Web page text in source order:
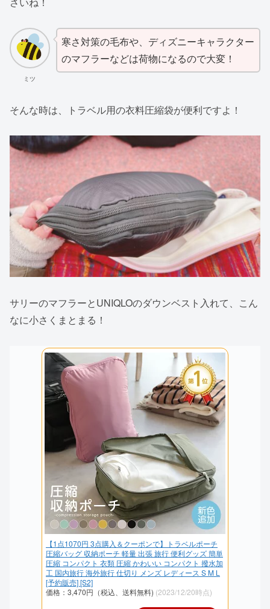
ミツ
寒さ対策の毛布や、ディズニーキャラクター
のマフラーなどは荷物になるので大変！
そんな時は、トラベル用の衣料圧縮袋が便利ですよ！
サリーのマフラーとUNIQLOのダウンベスト入れて、こん
なに小さくまとまる！
【1点1070円 3点購入＆クーポンで】トラベルポーチ
圧縮バッグ 収納ポーチ 軽量 出張 旅行 便利グッズ 簡単
圧縮 コンパクト 衣類 圧縮 かわいい コンパクト 撥水加
工 国内旅行 海外旅行 仕切り メンズ レディース S M L
[予約販売] [S2]
価格：3,470円（税込、送料無料) (2023/12/20時点)